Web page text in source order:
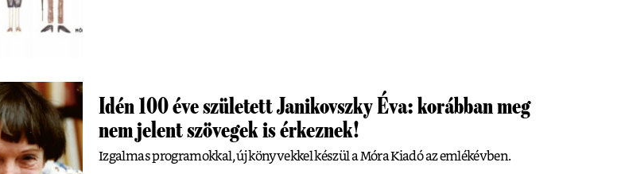
Idén 100 éve született Janikovszky Éva: korábban meg
nem jelent szövegek is érkeznek!
Izgalmas programokkal, új könyvekkel készül a Móra Kiadó az emlékévben.